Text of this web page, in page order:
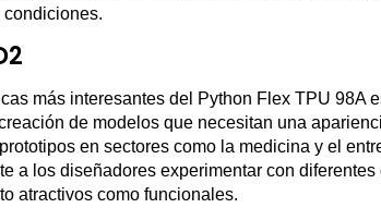
más interesantes del Python Flex TPU 98A
de modelos que necesitan una
en sectores como la medicina y el
a los diseñadores experimentar con
atractivos como funcionales.